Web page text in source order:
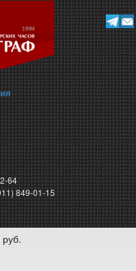
64
849-01-15